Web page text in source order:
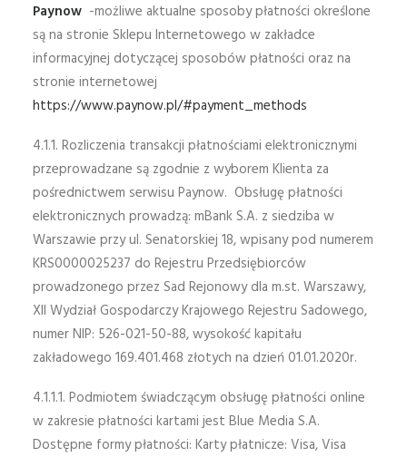
Paynow -możliwe aktualne sposoby płatności określone
są na stronie Sklepu Internetowego w zakładce
informacyjnej dotyczącej sposobów płatności oraz na
stronie internetowej
https://www.paynow.pl/#payment_methods
4.1.1. Rozliczenia transakcji płatnościami elektronicznymi
przeprowadzane są zgodnie z wyborem Klienta za
pośrednictwem serwisu Paynow. Obsługę płatności
elektronicznych prowadzą: mBank S.A. z siedziba w
Warszawie przy ul. Senatorskiej 18, wpisany pod numerem
KRS0000025237 do Rejestru Przedsiębiorców
prowadzonego przez Sad Rejonowy dla m.st. Warszawy,
XII Wydział Gospodarczy Krajowego Rejestru Sadowego,
numer NIP: 526-021-50-88, wysokość kapitału
zakładowego 169.401.468 złotych na dzień 01.01.2020r.
4.1.1.1. Podmiotem świadczącym obsługę płatności online
w zakresie płatności kartami jest Blue Media S.A.
Dostępne formy płatności: Karty płatnicze: Visa, Visa